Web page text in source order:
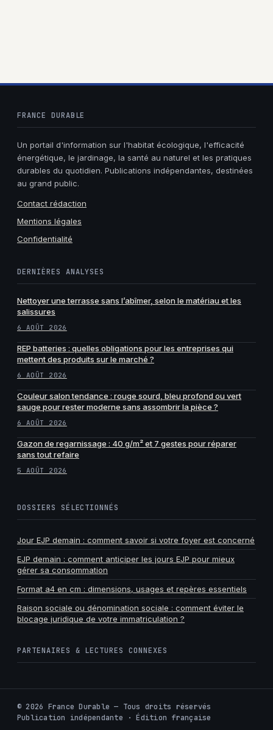
FRANCE DURABLE
Un portail d'information sur l'habitat écologique, l'efficacité
énergétique, le jardinage, la santé au naturel et les pratiques
durables du quotidien. Publications indépendantes, destinées
au grand public.
Contact rédaction
Mentions légales
Confidentialité
DERNIÈRES ANALYSES
Nettoyer une terrasse sans l’abîmer, selon le matériau et les
salissures
6 AOÛT 2026
REP batteries : quelles obligations pour les entreprises qui
mettent des produits sur le marché ?
6 AOÛT 2026
Couleur salon tendance : rouge sourd, bleu profond ou vert
sauge pour rester moderne sans assombrir la pièce ?
6 AOÛT 2026
Gazon de regarnissage : 40 g/m² et 7 gestes pour réparer
sans tout refaire
5 AOÛT 2026
DOSSIERS SÉLECTIONNÉS
Jour EJP demain : comment savoir si votre foyer est concerné
EJP demain : comment anticiper les jours EJP pour mieux
gérer sa consommation
Format a4 en cm : dimensions, usages et repères essentiels
Raison sociale ou dénomination sociale : comment éviter le
blocage juridique de votre immatriculation ?
PARTENAIRES & LECTURES CONNEXES
©2026 France Durable — Tous droits réservés
Publication indépendante · Édition française